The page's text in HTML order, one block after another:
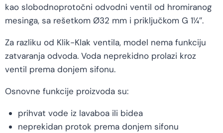
kao slobodnoprotočni odvodni ventil od hromiranog
mesinga, sa rešetkom Ø32 mm i priključkom G 1¼″.
Za razliku od Klik-Klak ventila, model nema funkciju
zatvaranja odvoda. Voda neprekidno prolazi kroz
ventil prema donjem sifonu.
Osnovne funkcije proizvoda su:
prihvat vode iz lavaboa ili bidea
neprekidan protok prema donjem sifonu